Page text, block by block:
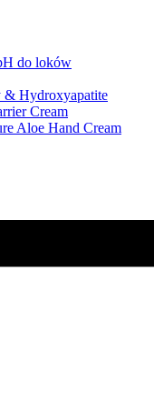
do loków
& Hydroxyapatite
Cream
Aloe Hand Cream